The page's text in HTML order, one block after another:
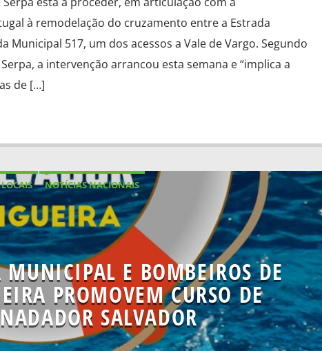
à remodelação do cruzamento entre a Estrada
Municipal 517, um dos acessos a Vale de Vargo. Segundo
a intervenção arrancou esta semana e “implica a
de […]
NOTÍCIAS NACIONAIS
MUNICIPAL E BOMBEIROS DE
PROMOVEM CURSO DE
NADADOR SALVADOR